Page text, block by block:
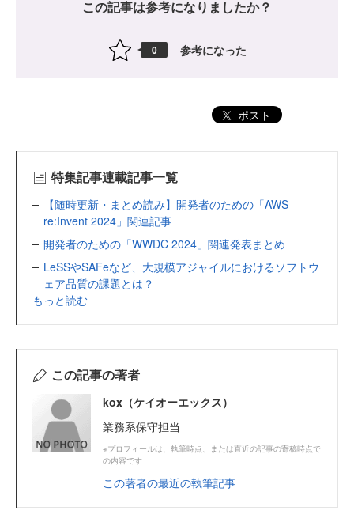
この記事は参考になりましたか？
0 参考になった
ポスト
特集記事連載記事一覧
【随時更新・まとめ読み】開発者のための「AWS
re:Invent 2024」関連記事
開発者のための「WWDC 2024」関連発表まとめ
LeSSやSAFeなど、大規模アジャイルにおけるソフトウ
ェア品質の課題とは？
もっと読む
この記事の著者
kox（ケイオーエックス）
業務系保守担当
※プロフィールは、執筆時点、または直近の記事の寄稿時点で
の内容です
この著者の最近の執筆記事